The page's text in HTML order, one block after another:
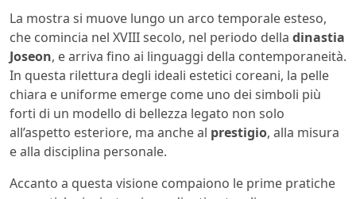
La mostra si muove lungo un arco temporale esteso,
che comincia nel XVIII secolo, nel periodo della dinastia
Joseon, e arriva fino ai linguaggi della contemporaneità.
In questa rilettura degli ideali estetici coreani, la pelle
chiara e uniforme emerge come uno dei simboli più
forti di un modello di bellezza legato non solo
all’aspetto esteriore, ma anche al prestigio, alla misura
e alla disciplina personale.
Accanto a questa visione compaiono le prime pratiche